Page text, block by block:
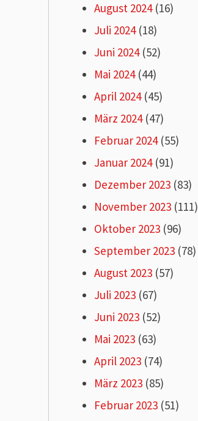
August 2024(16)
Juli 2024(18)
Juni 2024(52)
Mai 2024(44)
April 2024(45)
März 2024(47)
Februar 2024(55)
Januar 2024(91)
Dezember 2023(83)
November 2023(111)
Oktober 2023(96)
September 2023(78)
August 2023(57)
Juli 2023(67)
Juni 2023(52)
Mai 2023(63)
April 2023(74)
März 2023(85)
Februar 2023(51)